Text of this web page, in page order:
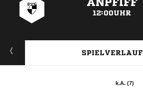
ANPFIFF
12:00UHR
SPIELVERLAUF
k.A. (7)